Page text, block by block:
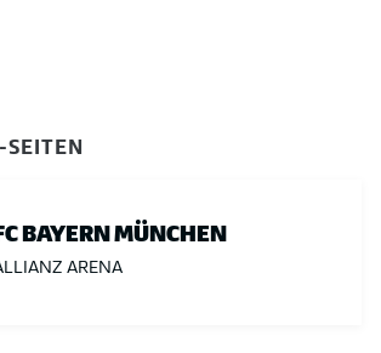
BAYERN MÜNCHEN
ARENA